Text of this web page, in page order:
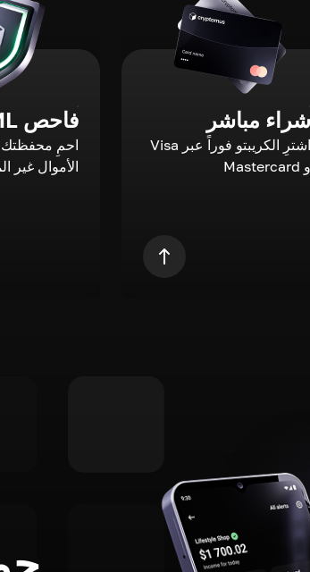
شراء مباشر
اشترِ الكريبتو فوراً عبر Visa
و Mastercard
فاحص AML
احمِ محفظتك
الأموال غير